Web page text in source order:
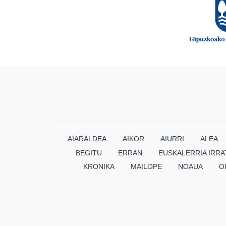
AIARALDEA AIKOR AIURRI ALEA
BEGITU
ERRAN EUSKALERRIA
KRONIKA
MAILOPE NOAUA